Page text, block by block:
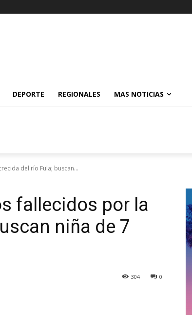
DEPORTE REGIONALES MAS NOTICIAS
del río Fula; buscan...
fallecidos por la
niña de 7
0
304